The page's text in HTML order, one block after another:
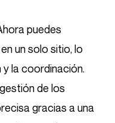
puedes
un solo sitio, lo
la coordinación.
de los
gracias a una